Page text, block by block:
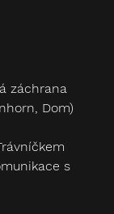
záchrana
Dom)
s